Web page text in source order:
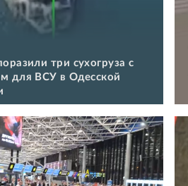
три сухогруза с
для ВСУ в Одесской